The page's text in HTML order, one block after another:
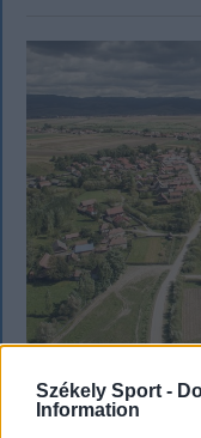
Székely Sport -
Information
SZÉKELYHON